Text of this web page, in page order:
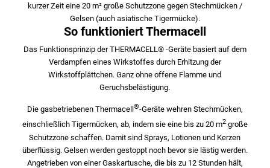
kurzer Zeit eine 20 m² große Schutzzone gegen Stechmücken /
Gelsen (auch asiatische Tigermücke).
So funktioniert Thermacell
Das Funktionsprinzip der THERMACELL® -Geräte basiert auf dem
Verdampfen eines Wirkstoffes durch Erhitzung der
Wirkstoffplättchen. Ganz ohne offene Flamme und
Geruchsbelästigung.
Die gasbetriebenen Thermacell ®-Geräte wehren Stechmücken,
einschließlich Tigermücken, ab, indem sie eine bis zu 20 m2 große
Schutzzone schaffen. Damit sind Sprays, Lotionen und Kerzen
überflüssig. Gelsen werden gestoppt noch bevor sie lästig werden.
Angetrieben von einer Gaskartusche, die bis zu 12 Stunden hält,